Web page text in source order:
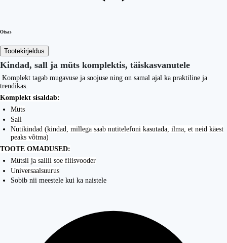
Otsas
Tootekirjeldus
Kindad, sall ja müts komplektis, täiskasvanutele
Komplekt tagab mugavuse ja soojuse ning on samal ajal ka praktiline ja
trendikas.
Komplekt sisaldab:
Müts
Sall
Nutikindad (kindad, millega saab nutitelefoni kasutada, ilma, et neid käest
peaks võtma)
TOOTE OMADUSED:
Mütsil ja sallil soe fliisvooder
Universaalsuurus
Sobib nii meestele kui ka naistele